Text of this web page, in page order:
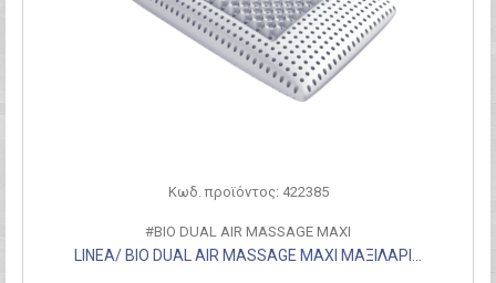
Κωδ. προϊόντος: 422385
#BIO DUAL AIR MASSAGE MAXI
LINEA/ BIO DUAL AIR MASSAGE MAXI ΜΑΞΙΛΑΡΙ...